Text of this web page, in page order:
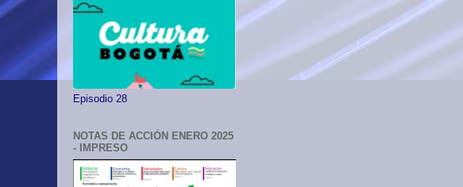
Episodio 28
NOTAS DE ACCIÓN ENERO 2025
- IMPRESO